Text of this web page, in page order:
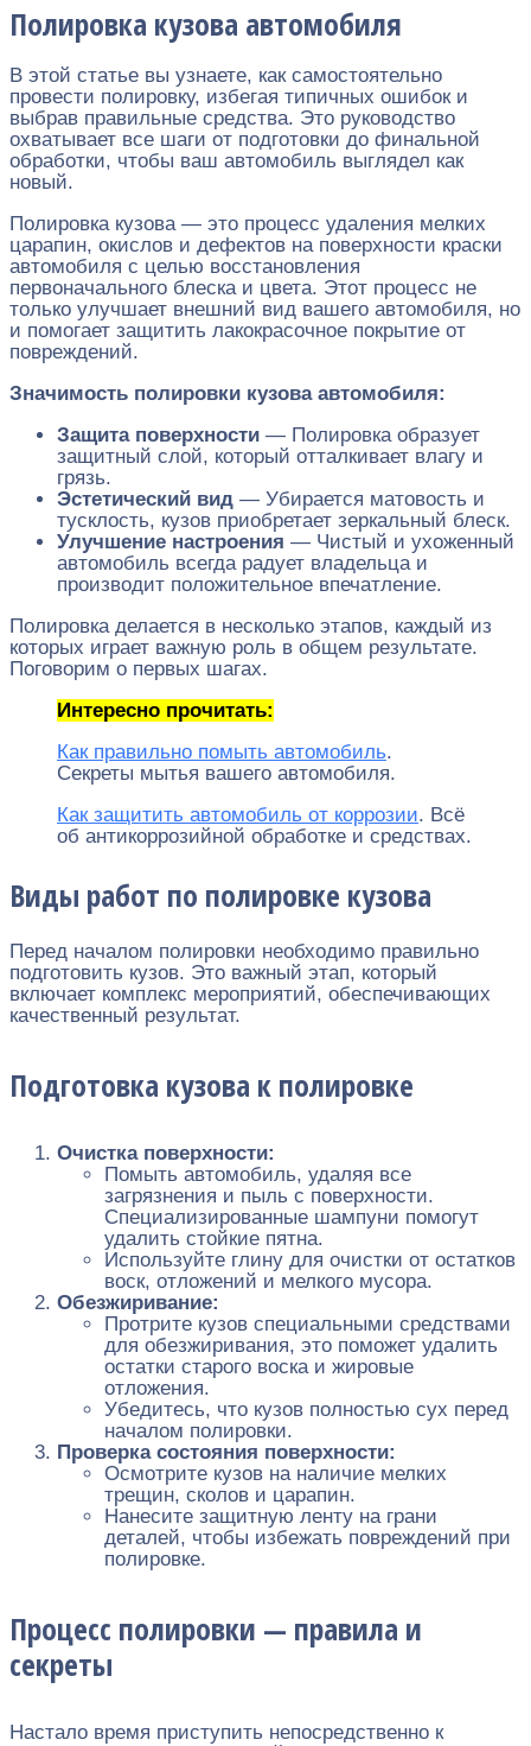
Полировка кузова автомобиля
В этой статье вы узнаете, как самостоятельно
провести полировку, избегая типичных ошибок и
выбрав правильные средства. Это руководство
охватывает все шаги от подготовки до финальной
обработки, чтобы ваш автомобиль выглядел как
новый.
Полировка кузова — это процесс удаления мелких
царапин, окислов и дефектов на поверхности краски
автомобиля с целью восстановления
первоначального блеска и цвета. Этот процесс не
только улучшает внешний вид вашего автомобиля, но
и помогает защитить лакокрасочное покрытие от
повреждений.
Значимость полировки кузова автомобиля:
Защита поверхности — Полировка образует
защитный слой, который отталкивает влагу и
грязь.
Эстетический вид — Убирается матовость и
тусклость, кузов приобретает зеркальный блеск.
Улучшение настроения — Чистый и ухоженный
автомобиль всегда радует владельца и
производит положительное впечатление.
Полировка делается в несколько этапов, каждый из
которых играет важную роль в общем результате.
Поговорим о первых шагах.
Интересно прочитать:
Как правильно помыть автомобиль.
Секреты мытья вашего автомобиля.
Как защитить автомобиль от коррозии. Всё
об антикоррозийной обработке и средствах.
Виды работ по полировке кузова
Перед началом полировки необходимо правильно
подготовить кузов. Это важный этап, который
включает комплекс мероприятий, обеспечивающих
качественный результат.
Подготовка кузова к полировке
Очистка поверхности:
Помыть автомобиль, удаляя все
загрязнения и пыль с поверхности.
Специализированные шампуни помогут
удалить стойкие пятна.
Используйте глину для очистки от остатков
воск, отложений и мелкого мусора.
Обезжиривание:
Протрите кузов специальными средствами
для обезжиривания, это поможет удалить
остатки старого воска и жировые
отложения.
Убедитесь, что кузов полностью сух перед
началом полировки.
Проверка состояния поверхности:
Осмотрите кузов на наличие мелких
трещин, сколов и царапин.
Нанесите защитную ленту на грани
деталей, чтобы избежать повреждений при
полировке.
Процесс полировки — правила и
секреты
Настало время приступить непосредственно к